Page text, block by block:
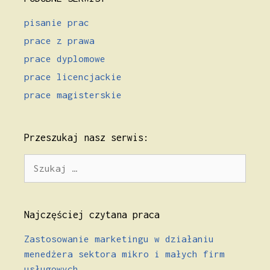
pisanie prac
prace z prawa
prace dyplomowe
prace licencjackie
prace magisterskie
Przeszukaj nasz serwis:
Najczęściej czytana praca
Zastosowanie marketingu w działaniu
menedżera sektora mikro i małych firm